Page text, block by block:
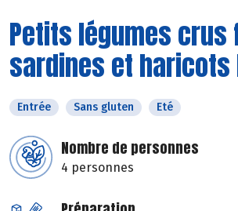
Petits légumes crus
sardines et haricots
Entrée Sans gluten Eté
Nombre de personnes
4 personnes